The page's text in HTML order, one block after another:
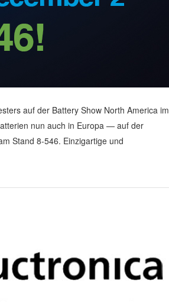
auf der Battery Show North America im
nun auch in Europa — auf der
Stand 8-546. Einzigartige und